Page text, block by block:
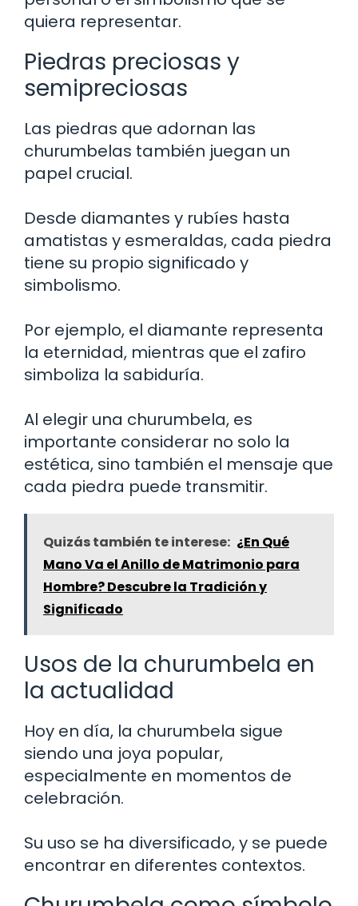
quiera representar.
Piedras preciosas y
semipreciosas
Las piedras que adornan las
churumbelas también juegan un
papel crucial.
Desde diamantes y rubíes hasta
amatistas y esmeraldas, cada piedra
tiene su propio significado y
simbolismo.
Por ejemplo, el diamante representa
la eternidad, mientras que el zafiro
simboliza la sabiduría.
Al elegir una churumbela, es
importante considerar no solo la
estética, sino también el mensaje que
cada piedra puede transmitir.
Quizás también te interese: ¿En Qué
Mano Va el Anillo de Matrimonio para
Hombre? Descubre la Tradición y
Significado
Usos de la churumbela en
la actualidad
Hoy en día, la churumbela sigue
siendo una joya popular,
especialmente en momentos de
celebración.
Su uso se ha diversificado, y se puede
encontrar en diferentes contextos.